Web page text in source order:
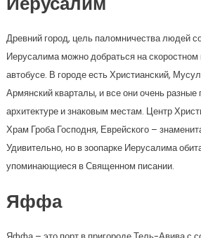
Иерусалим
Древний город, цель паломничества людей
Иерусалима можно добраться на
автобусе. В городе есть Христианский,
Армянский кварталы, и все они очень
архитектуре и знаковым местам. Центр
Храм Гроба Господня, Еврейского –
Удивительно, но в зоопарке Иерусалима
упоминающиеся в Священном писании.
Яффа